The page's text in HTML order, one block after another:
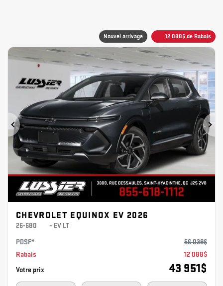
Nouvel arrivage 12 088$ de Rabais
Précédent
CHEVROLET EQUINOX EV 2026
26-680
– EV LT
PDSF*
56 039$
Rabais
12 088$
Votre prix
43 951$